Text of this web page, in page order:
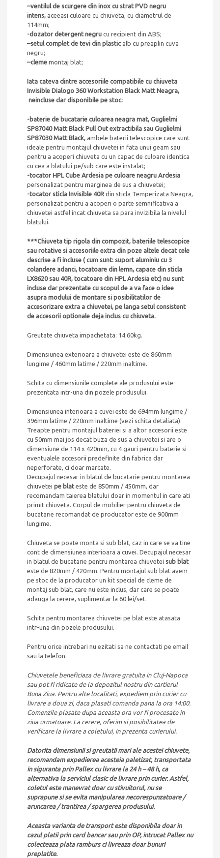
–ventilul de scurgere din inox cu strat PVD negru
intens, aceeasi culoare cu chiuveta, cu diametrul de
114mm;
-dozator detergent negru cu recipient din ABS;
–setul complet de tevi din plasticalb cu preaplin cuva
negru;
–cleme montaj blat;
Iata cateva dintre accesoriile compatibile cu chiuveta
Invisible Dialogo 360 Workstation Black Matt Neagra,
neincluse dar disponibile pe stoc:
-baterie de bucatarie culoarea neagra mat, Guglielmi
SP87040 Matt Black Pull Out extractibila sau Guglielmi
SP87030 Matt Black, ambele baterii telescopice care sunt
ideale pentru montajul chiuvetei in fata unui geam sau
pentru a acoperi chiuveta cu un capac de culoare identica
cu cea a blatului pe/sub care este instalat;
-tocator HPL Cube Ardesia pe culoare neagru Ardesia
personalizat pentru marginea de sus a chiuvetei;
-tocator sticla Invisible 40R din sticla Temperizata Neagra,
personalizat pentru a acoperi o parte semnificativa a
chiuvetei astfel incat chiuveta sa para invizibila la nivelul
blatului.
***Chiuveta tip rigola din compozit, bateriile telescopice
sau rotative si accesoriile extra din poze altele decat cele
descrise a fi incluse ( cum sunt: suport aluminiu cu 3
colandere adanci, tocatoare din lemn, capace din sticla
LX8620 sau 40R, tocatoare din HPL Ardesia etc) nu sunt
incluse dar prezentate cu scopul de a va face o idee
asupra modului de montare si posibilitatilor de
accesorizare extra a chiuvetei, pe langa setul consistent
de accesorii optionale deja inclus cu chiuveta.
Greutate chiuveta impachetata: 14.60kg.
Dimensiunea exterioara a chiuvetei este de 860mm
lungime / 460mm latime / 220mm inaltime.
Schita cu dimensiunile complete ale produsului este
prezentata intr-una din pozele produsului.
Dimensiunea interioara a cuvei este de 694mm lungime /
396mm latime / 220mm inaltime (vezi schita detaliata).
Treapte pentru montajul bateriei si a altor accesorii este
cu 50mm mai jos decat buza de sus a chiuvetei si are o
dimensiune de 114 x 420mm, cu 4 gauri pentru baterie si
eventualele accesorii predefinite din fabrica dar
neperforate, ci doar marcate.
Decupajul necesar in blatul de bucatarie pentru montarea
chiuvetei pe blateste de 850mm / 450mm, dar
recomandam taierea blatului doar in momentul in care ati
primit chiuveta. Corpul de mobilier pentru chiuveta de
bucatarie recomandat de producator este de 900mm
lungime.
Chiuveta se poate monta si sub blat, caz in care se va tine
cont de dimensiunea interioara a cuvei. Decupajul necesar
in blatul de bucatarie pentru montarea chiuvetei sub blat
este de 820mm / 420mm. Pentru montajul sub blat avem
pe stoc de la producator un kit special de cleme de
montaj sub blat, care nu este inclus, dar care se poate
adauga la cerere, suplimentar la 60 lei/set.
Schita pentru montarea chiuvetei pe blat este atasata
intr-una din pozele produsului.
Pentru orice intrebari nu ezitati sa ne contactati pe email
sau la telefon.
Chiuvetele beneficiaza de livrare gratuita in Cluj-Napoca
sau pot fi ridicate de la depozitul nostru din cartierul
Buna Ziua. Pentru alte localitati, expediem prin curier cu
livrare a doua zi, daca plasati comanda pana la ora 14:00.
Comenzile plasate dupa aceasta ora vor fi procesate in
ziua urmatoare. La cerere, oferim si posibilitatea de
verificare la livrare a coletului, in prezenta curierului.
Datorita dimensiunii si greutatii mari ale acestei chiuvete,
recomandam expedierea acesteia paletizat, transportata
in siguranta prin Pallex cu livrare la 24 h – 48 h, ca
alternativa la serviciul clasic de livrare prin curier. Astfel,
coletul este manevrat doar cu stivuitorul, nu se
suprapune si se evita manipularea necorespunzatoare /
aruncarea / trantirea / spargerea produsului.
Aceasta varianta de transport este disponibila doar in
cazul platii prin card bancar sau prin OP, intrucat Pallex nu
colecteaza plata ramburs ci livreaza doar bunuri
preplatite.